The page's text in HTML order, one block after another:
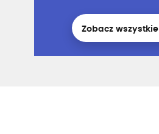
Zobacz wszystkie